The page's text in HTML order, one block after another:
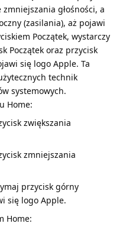
głośności, a
(zasilania), aż pojawi
Początek, wystarczy
Początek oraz przycisk
się logo Apple. Ta
technik
systemowych.
Home:
zwiększania
zmniejszania
przycisk górny
się logo Apple.
Home: